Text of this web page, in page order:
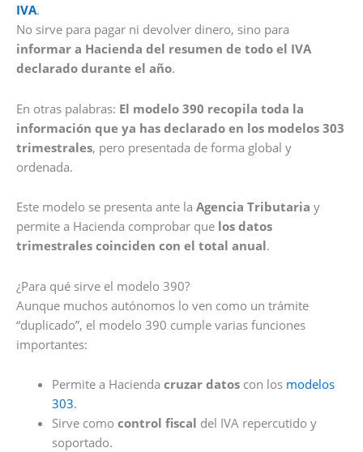
IVA.
No sirve para pagar ni devolver dinero, sino para
informar a Hacienda del resumen de todo el IVA
declarado durante el año.
En otras palabras: El modelo 390 recopila toda la
información que ya has declarado en los modelos 303
trimestrales, pero presentada de forma global y
ordenada.
Este modelo se presenta ante la Agencia Tributaria y
permite a Hacienda comprobar que los datos
trimestrales coinciden con el total anual.
¿Para qué sirve el modelo 390?
Aunque muchos autónomos lo ven como un trámite
“duplicado”, el modelo 390 cumple varias funciones
importantes:
Permite a Hacienda cruzar datoscon los modelos
303.
Sirve como control fiscal del IVA repercutido y
soportado.